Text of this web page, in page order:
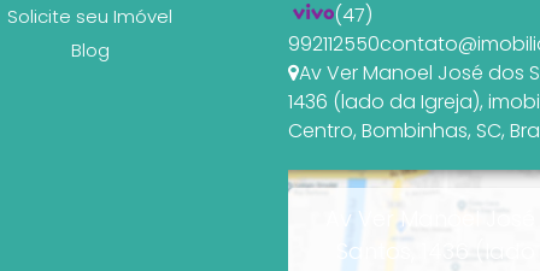
Solicite seu Imóvel
Blog
(47)
992112550
Av Ver Manoel José dos
1436 (lado da Igreja),
Centro, Bombinhas, SC,
Av Ver Manoel José
Santos, 1436 (lado